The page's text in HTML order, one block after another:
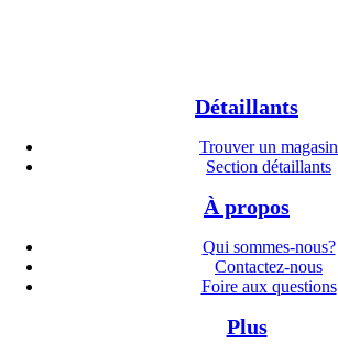
Détaillants
Trouver un magasin
Section détaillants
À propos
Qui sommes-nous?
Contactez-nous
Foire aux questions
Plus